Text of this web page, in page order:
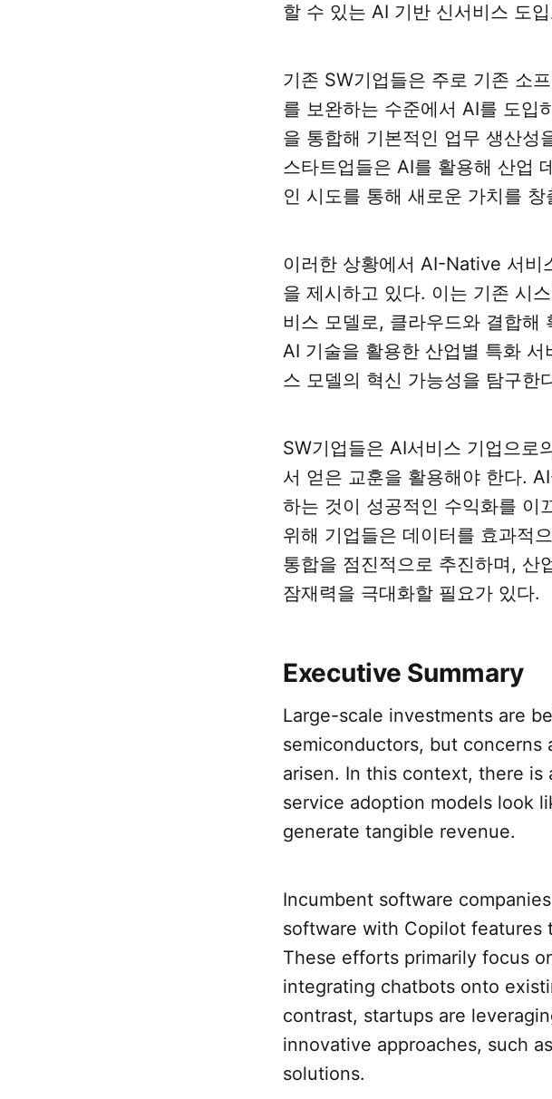
할 수 있는 AI 기반 신서비스 도
기존 SW기업들은 주로 기존 소
를 보완하는 수준에서 AI를 도입
을 통합해 기본적인 업무 생산성
스타트업들은 AI를 활용해 산업
인 시도를 통해 새로운 가치를
이러한 상황에서 AI-Native 서비
을 제시하고 있다. 이는 기존 시
비스 모델로, 클라우드와 결합해
AI 기술을 활용한 산업별 특화
스 모델의 혁신 가능성을 탐구한
SW기업들은 AI서비스 기업으로
서 얻은 교훈을 활용해야 한다.
하는 것이 성공적인 수익화를 이
위해 기업들은 데이터를 효과적
통합을 점진적으로 추진하며, 산
잠재력을 극대화할 필요가 있다.
Executive Summary
Large-scale investments are
semiconductors, but concerns
arisen. In this context, there
service adoption models look
generate tangible revenue.
Incumbent software
software with Copilot features
These efforts primarily focus
integrating chatbots onto
contrast, startups are
innovative approaches, such
solutions.